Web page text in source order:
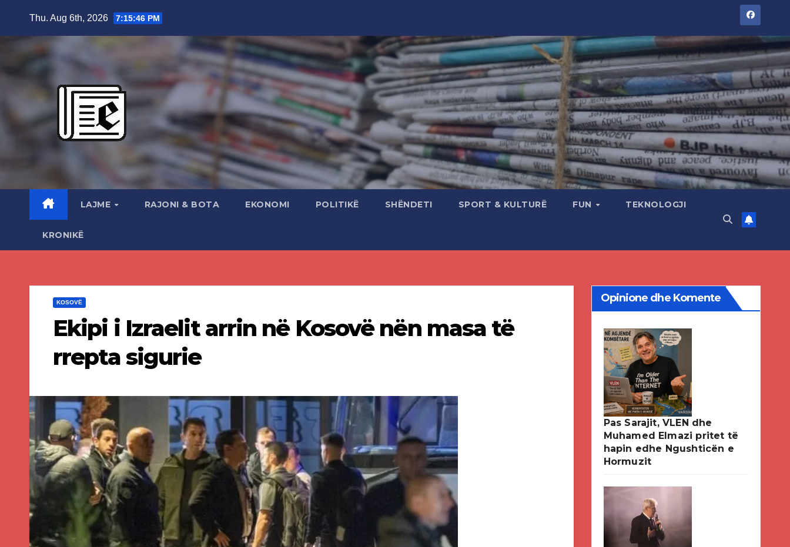
Thu. Aug 6th, 2026 7:15:47 PM
LAJME RAJONI & BOTA EKONOMI POLITIKË SHËNDETI SPORT & KULTURË FUN TEKNOLOGJI
KRONIKË
KOSOVË
Ekipi i Izraelit arrin në Kosovë nën masa të
rrepta sigurie
Opinione dhe Komente
Pas Sarajit, VLEN dhe
Muhamed Elmazi pritet të
hapin edhe Ngushticën e
Hormuzit